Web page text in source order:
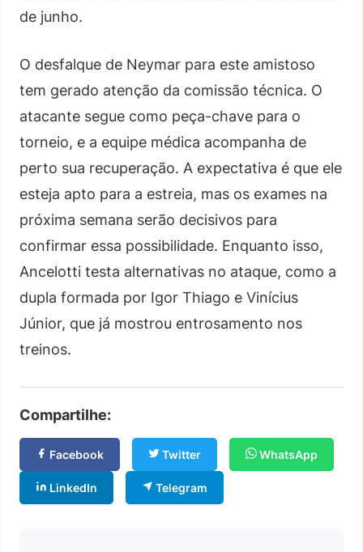
de junho.
O desfalque de Neymar para este amistoso
tem gerado atenção da comissão técnica. O
atacante segue como peça-chave para o
torneio, e a equipe médica acompanha de
perto sua recuperação. A expectativa é que ele
esteja apto para a estreia, mas os exames na
próxima semana serão decisivos para
confirmar essa possibilidade. Enquanto isso,
Ancelotti testa alternativas no ataque, como a
dupla formada por Igor Thiago e Vinícius
Júnior, que já mostrou entrosamento nos
treinos.
Compartilhe:
Facebook Twitter WhatsApp
LinkedIn Telegram